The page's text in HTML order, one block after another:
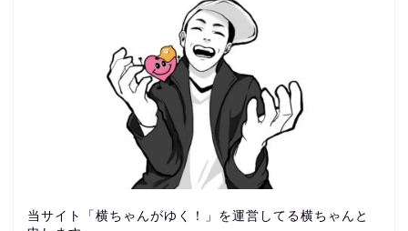
当サイト「横ちゃんがゆく！」を運営してる横ちゃんと